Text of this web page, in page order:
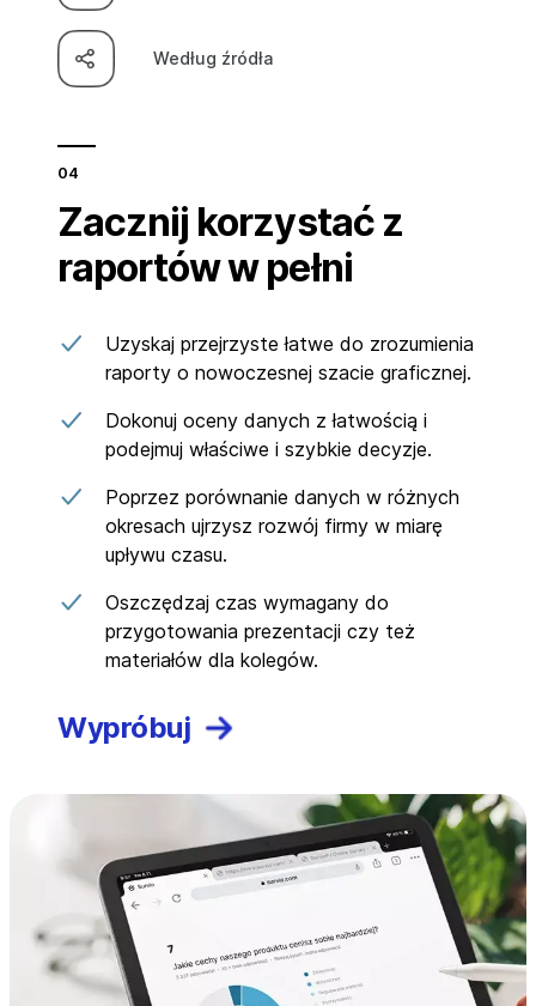
Według źródła
Zacznij korzystać z
raportów w pełni
Uzyskaj przejrzyste łatwe do zrozumienia
raporty o nowoczesnej szacie graficznej.
Dokonuj oceny danych z łatwością i
podejmuj właściwe i szybkie decyzje.
Poprzez porównanie danych w różnych
okresach ujrzysz rozwój firmy w miarę
upływu czasu.
Oszczędzaj czas wymagany do
przygotowania prezentacji czy też
materiałów dla kolegów.
Wypróbuj